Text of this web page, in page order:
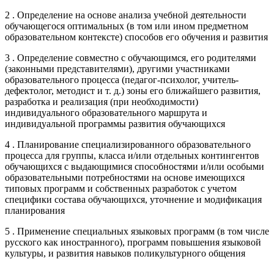
2 . Определение на основе анализа учебной деятельности
обучающегося оптимальных (в том или ином предметном
образовательном контексте) способов его обучения и развития
3 . Определение совместно с обучающимся, его родителями
(законными представителями), другими участниками
образовательного процесса (педагог-психолог, учитель-
дефектолог, методист и т. д.) зоны его ближайшего развития,
разработка и реализация (при необходимости)
индивидуального образовательного маршрута и
индивидуальной программы развития обучающихся
4 . Планирование специализированного образовательного
процесса для группы, класса и/или отдельных контингентов
обучающихся с выдающимися способностями и/или особыми
образовательными потребностями на основе имеющихся
типовых программ и собственных разработок с учетом
специфики состава обучающихся, уточнение и модификация
планирования
5 . Применение специальных языковых программ (в том числе
русского как иностранного), программ повышения языковой
культуры, и развития навыков поликультурного общения